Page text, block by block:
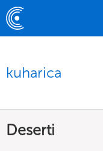
kuharica
Deserti